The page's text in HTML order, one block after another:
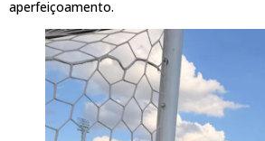
aperfeiçoamento.